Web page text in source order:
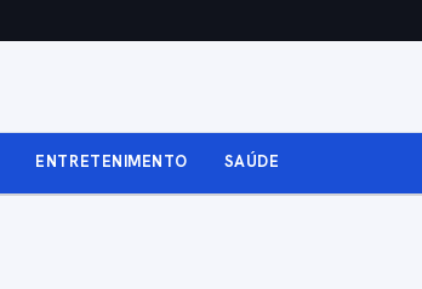
ENTRETENIMENTO SAÚDE